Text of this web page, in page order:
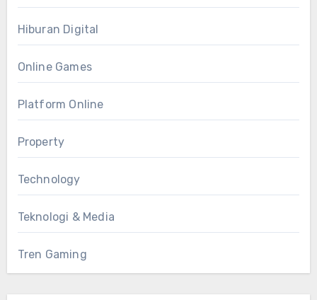
Hiburan Digital
Online Games
Platform Online
Property
Technology
Teknologi & Media
Tren Gaming